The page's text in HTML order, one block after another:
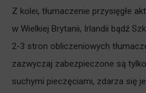
Z kolei, tłumaczenie przysięgłe
w Wielkiej Brytanii, Irlandii bądź
2-3 stron obliczeniowych
zazwyczaj zabezpieczone są
suchymi pieczęciami, zdarza się